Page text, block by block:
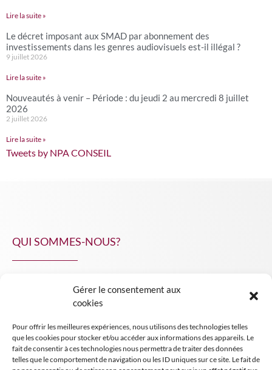
Gérer le consentement aux
cookies
Pour offrir les meilleures expériences, nous utilisons des technologies telles
que les cookies pour stocker et/ou accéder aux informations des appareils. Le
fait de consentir à ces technologies nous permettra de traiter des données
telles que le comportement de navigation ou les ID uniques sur ce site. Le fait de
Lire la suite »
Le décret imposant aux SMAD par abonnement des
investissements dans les genres audiovisuels est-il illégal ?
9 juillet 2026
Lire la suite »
Nouveautés à venir – Période : du jeudi 2 au mercredi 8 juillet
2026
2 juillet 2026
Lire la suite »
Tweets by NPA CONSEIL
QUI SOMMES-NOUS?
INSIGHT NPA